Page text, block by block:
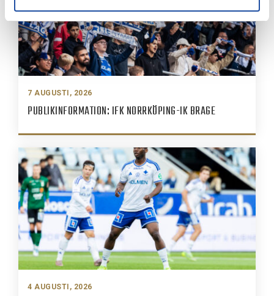
7 AUGUSTI, 2026
PUBLIKINFORMATION: IFK NORRKÖPING-IK BRAGE
4 AUGUSTI, 2026